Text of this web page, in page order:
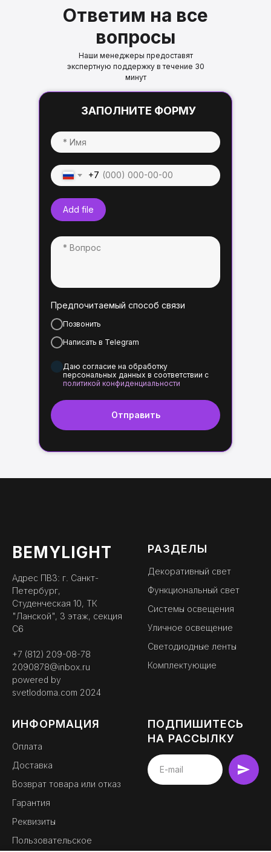
официальный партнер
BEMYLIGHT
Наши менеджеры предоставят
экспертную поддержку в течение 30
минут
Ответим на все
вопросы
ЗАПОЛНИТЕ ФОРМУ
+7
Add file
Предпочитаемый способ связи
Позвонить
Написать в Telegram
Даю согласие на обработку
персональных данных в соответствии с
политикой конфиденциальности
Отправить
BEMYLIGHT
Адрес ПВЗ: г. Санкт-
Петербург,
Студенческая 10, ТК
"Ланской", 3 этаж, секция
С6
+7 (812) 209-08-78
2090878@inbox.ru
powered by
svetlodoma.com 2024
РАЗДЕЛЫ
Декоративный свет
Функциональный свет
Системы освещения
Уличное освещение
Светодиодные ленты
Комплектующие
ИНФОРМАЦИЯ
Оплата
Доставка
Возврат товара или отказ
Гарантия
Реквизиты
Пользовательское
ПОДПИШИТЕСЬ
НА РАССЫЛКУ